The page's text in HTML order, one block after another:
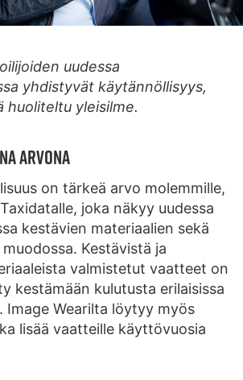
uudessa
yhdistyvät käytännöllisyys,
huoliteltu yleisilme.
arvona
on tärkeä arvo molemmille,
joka näkyy uudessa
kestävien materiaalien sekä
Kestävistä ja
valmistetut vaatteet on
kestämään kulutusta erilaisissa
Image Wearilta löytyy myös
lisää vaatteille käyttövuosia